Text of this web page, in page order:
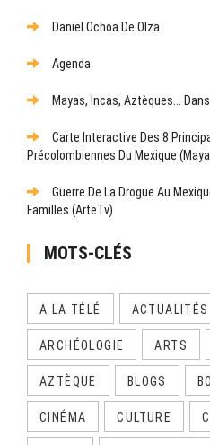
Daniel Ochoa De Olza
Agenda
Mayas, Incas, Aztèques...
Carte Interactive Des 8
Précolombiennes Du Mexique
Guerre De La Drogue Au
Familles (ArteTv)
MOTS-CLÉS
A LA TÉLÉ ACTUALITÉS
ARCHÉOLOGIE ARTS
AZTÈQUE BLOGS
CINÉMA CULTURE